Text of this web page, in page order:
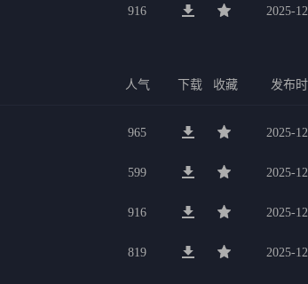
916 2025-
人气 下载 收藏 发布时
965 2025-
599 2025-
916 2025-
819 2025-